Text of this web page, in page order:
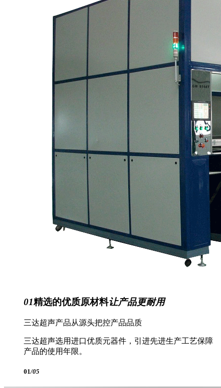
01精选的优质原材料让产品更耐用
三达超声产品从源头把控产品品质
三达超声选用进口优质元器件，引进先进生产工艺保障
产品的使用年限。
01/05